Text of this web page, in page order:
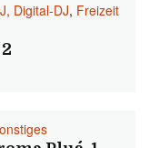
Digital-DJ, Freizeit